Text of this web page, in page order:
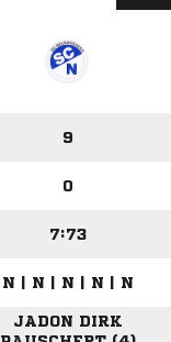
9
0
7:73
N | N | N | N | N
JADON DIRK